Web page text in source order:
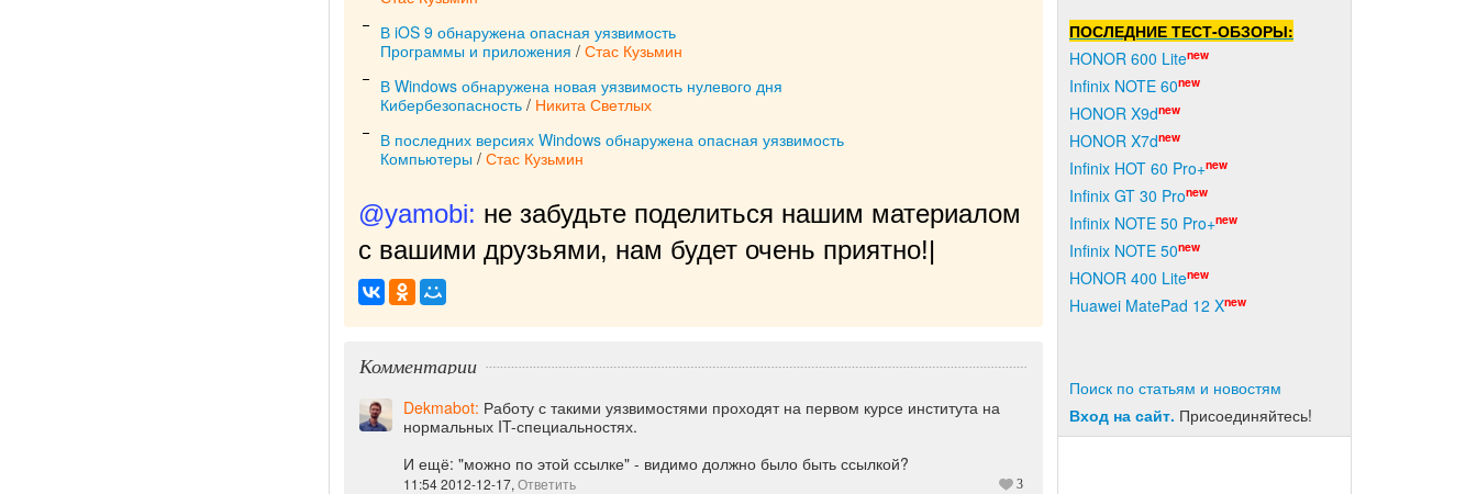
В iOS 9 обнаружена опасная уязвимость
Программы и приложения / Стас Кузьмин
В Windows обнаружена новая уязвимость нулевого дня
Кибербезопасность / Никита Светлых
В последних версиях Windows обнаружена опасная уязвимость
Компьютеры / Стас Кузьмин
@yamobi: не забудьте поделиться нашим материалом
с вашими друзьями, нам будет очень приятно!|
Комментарии
Dekmabot: Работу с такими уязвимостями проходят на первом курсе института на
нормальных IT-специальностях.
И ещё: "можно по этой ссылке" - видимо должно было быть ссылкой?
3
11:54 2012-12-17, Ответить
ПОСЛЕДНИЕ ТЕСТ-ОБЗОРЫ:
HONOR 600 Litenew
Infinix NOTE 60new
HONOR X9dnew
HONOR X7dnew
Infinix HOT 60 Pro+new
Infinix GT 30 Pronew
Infinix NOTE 50 Pro+new
Infinix NOTE 50new
HONOR 400 Litenew
Huawei MatePad 12 Xnew
Поиск по статьям и новостям
Вход на сайт. Присоединяйтесь!